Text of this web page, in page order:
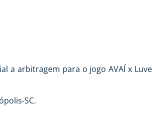
a arbitragem para o jogo AVAÍ x
SC.